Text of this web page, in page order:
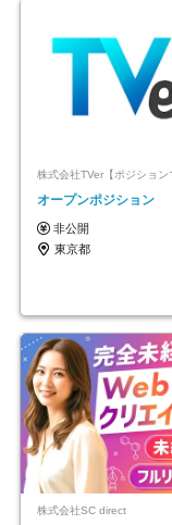
オープンポジション
非公開
東京都
株式会社SC direct